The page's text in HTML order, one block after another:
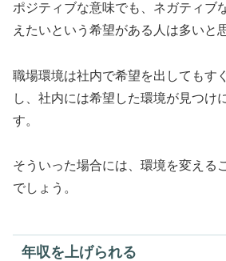
ポジティブな意味でも、ネガティブ
えたいという希望がある人は多いと
職場環境は社内で希望を出してもす
し、社内には希望した環境が見つけ
す。
そういった場合には、環境を変える
でしょう。
年収を上げられる